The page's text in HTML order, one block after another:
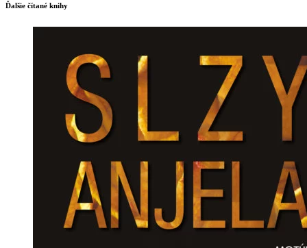
Ďalšie čítané knihy